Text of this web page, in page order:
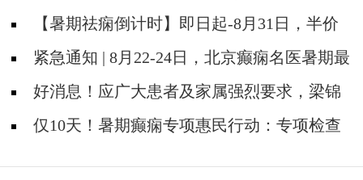
医公益亲诊+检查治疗大额援助，速约！
【暑期祛痫倒计时】即日起-8月31日，半价
检查+专家免费亲诊+高达万元救助即将结束，
速约！
紧急通知 | 8月22-24日，北京癫痫名医暑期最
后亲诊机会，名额有限，速约！
好消息！应广大患者及家属强烈要求，梁锦
平教授亲诊时间延长至8月18日！
仅10天！暑期癫痫专项惠民行动：专项检查